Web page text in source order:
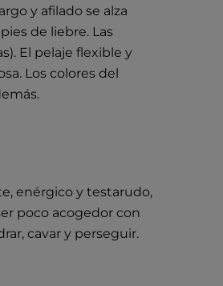
y afilado se alza
de liebre. Las
El pelaje flexible y
Los colores del
enérgico y testarudo,
poco acogedor con
cavar y perseguir.